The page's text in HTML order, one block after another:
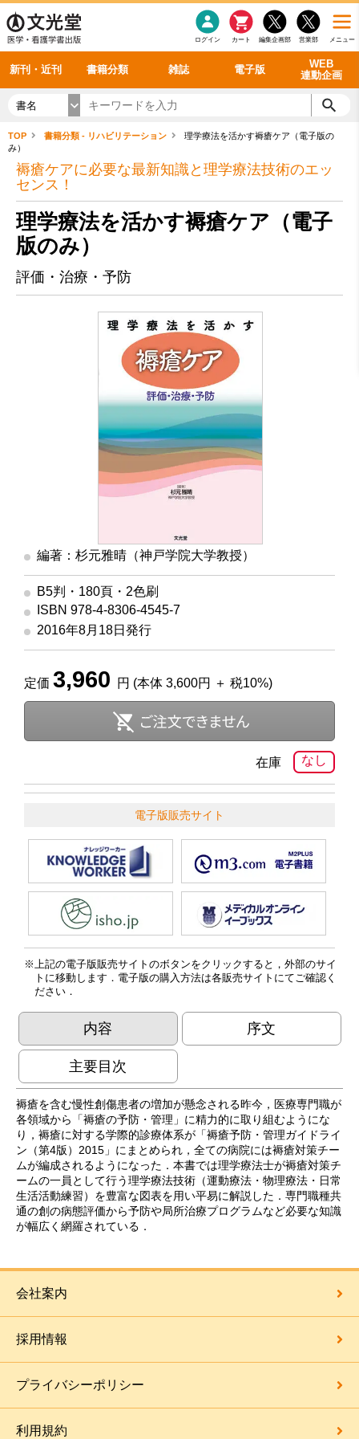
メニュー
営業部
編集企画部
カート
ログイン
新刊・近刊 書籍分類 雑誌 電子版
WEB
連動企画
感染症 老年医学
看護・介護
呼吸器
循環器
シリーズ一覧
雑誌投稿規定
理学療法
雑誌案内・年間購読 最新号 バックナンバー
電子書籍
電子雑誌
書籍「データに基づく臨床動作分析」WEB動画
書籍「眼手術学」WEB動画
書籍「神経症候学 II 改訂第二版」 WEB動画
新刊一覧
今後の発行予定
書名
TOP 書籍分類 - リハビリテーション
理学療法を活かす褥瘡ケア（電子版の
み）
褥瘡ケアに必要な最新知識と理学療法技術のエッ
センス！
理学療法を活かす褥瘡ケア（電子
版のみ）
評価・治療・予防
編著：杉元雅晴（神戸学院大学教授）
B5判・180頁・2色刷
ISBN 978-4-8306-4545-7
2016年8月18日発行
定価 3,960 円 (本体 3,600円 ＋ 税10%)
なし
在庫
電子版販売サイト
上記の電子版販売サイトのボタンをクリックすると，外部のサイ
トに移動します．電子版の購入方法は各販売サイトにてご確認く
ださい．
内容 序文
主要目次
褥瘡を含む慢性創傷患者の増加が懸念される昨今，医療専門職が
各領域から「褥瘡の予防・管理」に精力的に取り組むようにな
り，褥瘡に対する学際的診療体系が「褥瘡予防・管理ガイドライ
ン（第4版）2015」にまとめられ，全ての病院には褥瘡対策チー
ムが編成されるようになった．本書では理学療法士が褥瘡対策チ
ームの一員として行う理学療法技術（運動療法・物理療法・日常
生活活動練習）を豊富な図表を用い平易に解説した．専門職種共
通の創の病態評価から予防や局所治療プログラムなど必要な知識
が幅広く網羅されている．
会社案内
採用情報
プライバシーポリシー
利用規約